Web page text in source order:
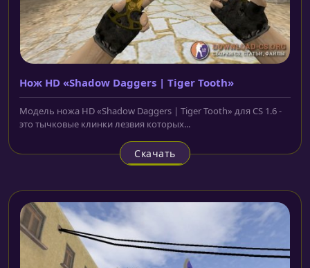
Нож HD «Shadow Daggers | Tiger Tooth»
Модель ножа HD «Shadow Daggers | Tiger Tooth» для CS 1.6 -
это тычковые клинки лезвия которых...
Скачать